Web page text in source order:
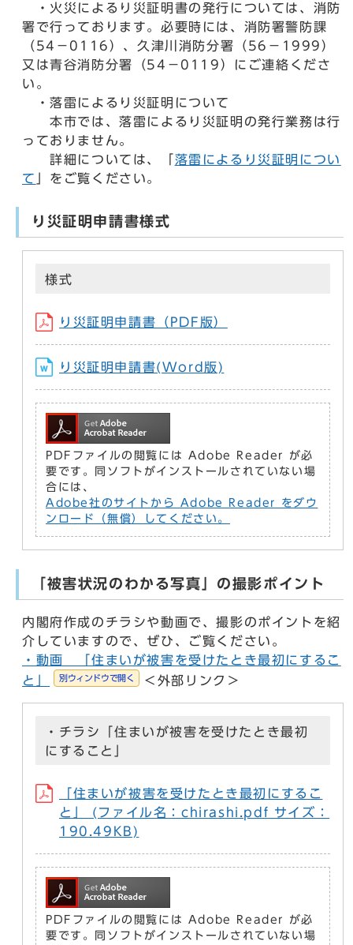
・火災によるり災証明書の発行については、消防
署で行っております。必要時には、消防署警防課
（54−0116）、久津川消防分署（56−1999）
又は青谷消防分署（54−0119）にご連絡くださ
い。
・落雷によるり災証明について
本市では、落雷によるり災証明の発行業務は行
っておりません。
詳細については、「 落雷によるり災証明につい
て
」をご覧ください。
り災証明申請書様式
様式
り災証明申請書（PDF版）
り災証明申請書(Word版)
PDFファイルの閲覧には Adobe Reader が必
要です。同ソフトがインストールされていない場
合には、
Adobe社のサイトから Adobe Reader をダウ
ンロード（無償）してください。
「被害状況のわかる写真」の撮影ポイント
内閣府作成のチラシや動画で、撮影のポイントを紹
介していますので、ぜひ、ご覧ください。
・動画 「住まいが被害を受けたとき最初にするこ
と」
別ウィンドウで開く ＜外部リンク＞
・チラシ「住まいが被害を受けたとき最初
にすること」
「住まいが被害を受けたとき最初にするこ
と」 (ファイル名：chirashi.pdf サイズ：
190.49KB)
PDFファイルの閲覧には Adobe Reader が必
要です。同ソフトがインストールされていない場